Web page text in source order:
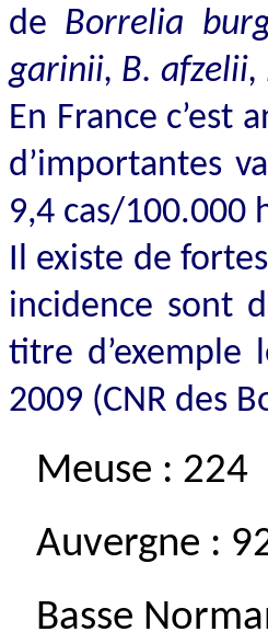
de Borrelia
garinii, B. afzelii,
En France c’est
d’importantes
9,4 cas/100.000
Il existe de
incidence sont
titre d’exemple
2009 (CNR des
Meuse : 224
Auvergne :
Basse